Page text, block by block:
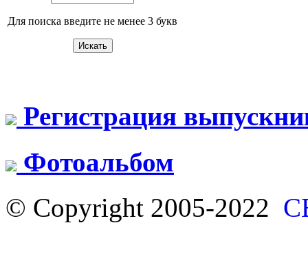
Для поиска введите не менее 3 букв
Регистрация
Фотоальбом
© Copyright 2005-2022